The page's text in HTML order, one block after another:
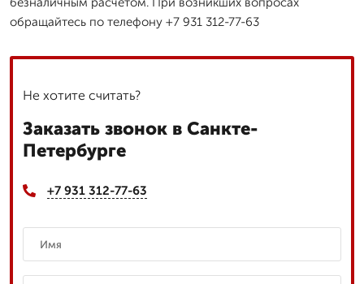
обращайтесь по телефону +7 931 312-77-63
Не хотите считать?
Заказать звонок в Санкте-
Петербурге
+7 931 312-77-63